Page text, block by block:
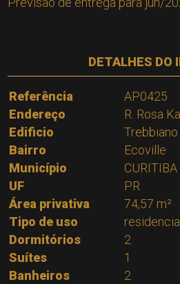
DETALHES DO
Referência
AP0425
Endereço
R. Rosa
Edificio
Trebbiano
Bairro
Ecoville
Município
CURITIBA
UF
PR
Área privativa
74,57 m²
Tipo de uso
residencial
Dormitórios
2
Suítes
1
Banheiros
2